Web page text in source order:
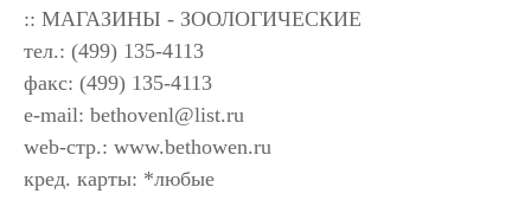
:: МАГАЗИНЫ - ЗООЛОГИЧЕСКИЕ
тел.: (499) 135-4113
факс: (499) 135-4113
e-mail: bethovenl@list.ru
web-стр.: www.bethowen.ru
кред. карты: *любые